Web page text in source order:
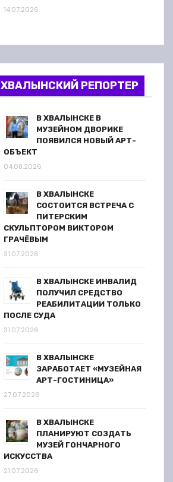
14.07.2026
ХВАЛЫНСКИЙ РЕПОРТЕР
В ХВАЛЫНСКЕ В
МУЗЕЙНОМ ДВОРИКЕ
ПОЯВИЛСЯ НОВЫЙ АРТ-
ОБЪЕКТ
04.08.2026
В ХВАЛЫНСКЕ
СОСТОИТСЯ ВСТРЕЧА С
ПИТЕРСКИМ
СКУЛЬПТОРОМ ВИКТОРОМ
ГРАЧЁВЫМ
31.07.2026
В ХВАЛЫНСКЕ ИНВАЛИД
ПОЛУЧИЛ СРЕДСТВО
РЕАБИЛИТАЦИИ ТОЛЬКО
ПОСЛЕ СУДА
31.07.2026
В ХВАЛЫНСКЕ
ЗАРАБОТАЕТ «МУЗЕЙНАЯ
АРТ-ГОСТИНИЦА»
27.07.2026
В ХВАЛЫНСКЕ
ПЛАНИРУЮТ СОЗДАТЬ
МУЗЕЙ ГОНЧАРНОГО
ИСКУССТВА
21.07.2026